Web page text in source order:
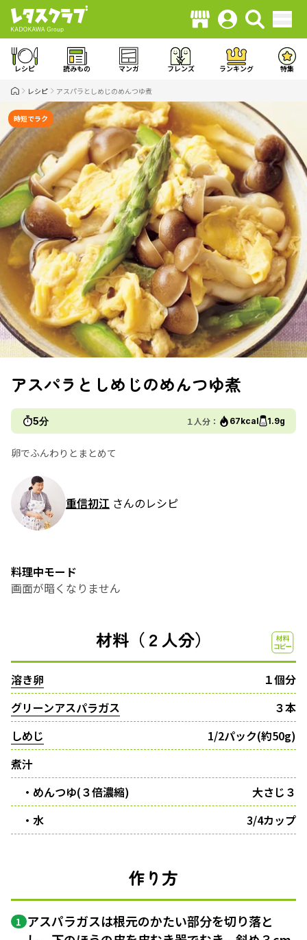
レシピ 読みもの マンガ フレンズ ランキング 特集
レシピ アスパラとしめじのめんつゆ煮
時短でラク
アスパラとしめじのめんつゆ煮
5分 １人分： 67kcal 1.9g
卵でふんわりとまとめて
重信初江 さんのレシピ
料理中モード
画面が暗くなりません
材料（２人分）
溶き卵
１個分
グリーンアスパラガス
３本
しめじ
1/2パック(約50g)
煮汁
・めんつゆ(３倍濃縮)
大さじ３
・水
3/4カップ
作り方
1 アスパラガスは根元のかたい部分を切り落と